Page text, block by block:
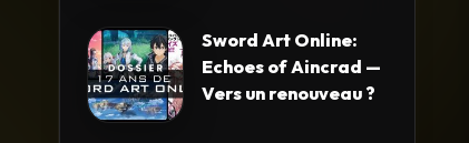
Sword Art Online:
Echoes of Aincrad —
Vers un renouveau ?